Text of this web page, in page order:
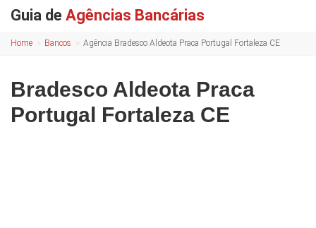
Guia de Agências Bancárias
Home Bancos Agência Bradesco Aldeota Praca Portugal Fortaleza CE
Bradesco Aldeota Praca
Portugal Fortaleza CE